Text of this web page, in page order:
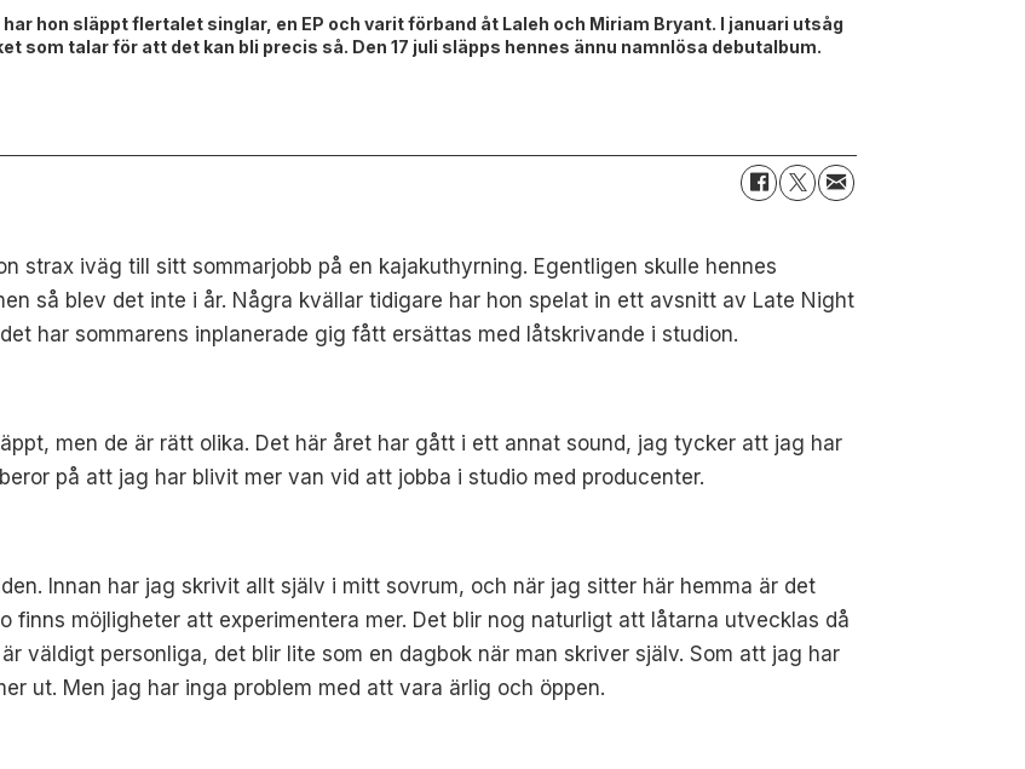
hon släppt flertalet singlar, en EP och varit förband åt Laleh och Miriam Bryant. I januari utsåg
som talar för att det kan bli precis så. Den 17 juli släpps hennes ännu namnlösa debutalbum.
strax iväg till sitt sommarjobb på en kajakuthyrning. Egentligen skulle hennes
så blev det inte i år. Några kvällar tidigare har hon spelat in ett avsnitt av Late Night
har sommarens inplanerade gig fått ersättas med låtskrivande i studion.
men de är rätt olika. Det här året har gått i ett annat sound, jag tycker att jag har
på att jag har blivit mer van vid att jobba i studio med producenter.
Innan har jag skrivit allt själv i mitt sovrum, och när jag sitter här hemma är det
finns möjligheter att experimentera mer. Det blir nog naturligt att låtarna utvecklas då
väldigt personliga, det blir lite som en dagbok när man skriver själv. Som att jag har
ut. Men jag har inga problem med att vara ärlig och öppen.